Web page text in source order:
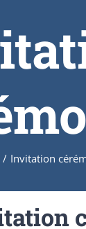
/ Invitation